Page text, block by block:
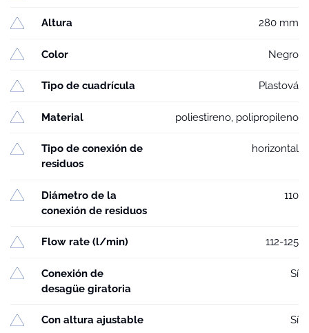
Altura 280 mm
Color Negro
Tipo de cuadrícula Plastová
Material poliestireno, polipropileno
Tipo de conexión de
residuos
horizontal
Diámetro de la
conexión de residuos
110
Flow rate (l/min) 112-125
Conexión de
desagüe giratoria
Sí
Con altura ajustable Sí